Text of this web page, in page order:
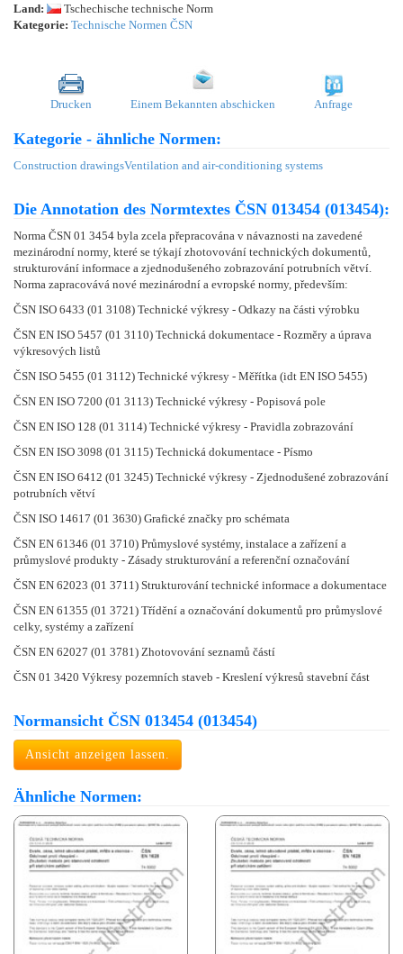
Land:
Tschechische technische Norm
Kategorie: Technische Normen ČSN
Drucken Einem Bekannten abschicken Anfrage
Kategorie - ähnliche Normen:
Construction drawingsVentilation and air-conditioning systems
Die Annotation des Normtextes ČSN 013454 (013454):
Norma ČSN 01 3454 byla zcela přepracována v návaznosti na zavedené
mezinárodní normy, které se týkají zhotovování technických dokumentů,
strukturování informace a zjednodušeného zobrazování potrubních větví.
Norma zapracovává nové mezinárodní a evropské normy, především:
ČSN ISO 6433 (01 3108) Technické výkresy - Odkazy na části výrobku
ČSN EN ISO 5457 (01 3110) Technická dokumentace - Rozměry a úprava
výkresových listů
ČSN ISO 5455 (01 3112) Technické výkresy - Měřítka (idt EN ISO 5455)
ČSN EN ISO 7200 (01 3113) Technické výkresy - Popisová pole
ČSN EN ISO 128 (01 3114) Technické výkresy - Pravidla zobrazování
ČSN EN ISO 3098 (01 3115) Technická dokumentace - Písmo
ČSN EN ISO 6412 (01 3245) Technické výkresy - Zjednodušené zobrazování
potrubních větví
ČSN ISO 14617 (01 3630) Grafické značky pro schémata
ČSN EN 61346 (01 3710) Průmyslové systémy, instalace a zařízení a
průmyslové produkty - Zásady strukturování a referenční označování
ČSN EN 62023 (01 3711) Strukturování technické informace a dokumentace
ČSN EN 61355 (01 3721) Třídění a označování dokumentů pro průmyslové
celky, systémy a zařízení
ČSN EN 62027 (01 3781) Zhotovování seznamů částí
ČSN 01 3420 Výkresy pozemních staveb - Kreslení výkresů stavební část
Normansicht ČSN 013454 (013454)
Ansicht anzeigen lassen.
Ähnliche Normen: